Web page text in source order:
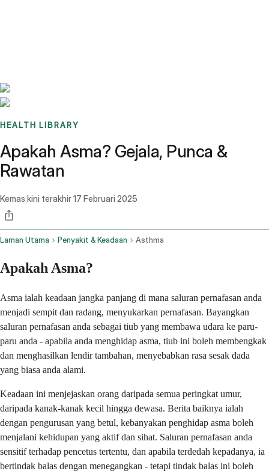
HEALTH LIBRARY
Apakah Asma? Gejala, Punca &
Rawatan
Kemas kini terakhir17 Februari 2025
Laman Utama Penyakit & Keadaan Asthma
Apakah Asma?
Asma ialah keadaan jangka panjang di mana saluran pernafasan anda
menjadi sempit dan radang, menyukarkan pernafasan. Bayangkan
saluran pernafasan anda sebagai tiub yang membawa udara ke paru-
paru anda - apabila anda menghidap asma, tiub ini boleh membengkak
dan menghasilkan lendir tambahan, menyebabkan rasa sesak dada
yang biasa anda alami.
Keadaan ini menjejaskan orang daripada semua peringkat umur,
daripada kanak-kanak kecil hingga dewasa. Berita baiknya ialah
dengan pengurusan yang betul, kebanyakan penghidap asma boleh
menjalani kehidupan yang aktif dan sihat. Saluran pernafasan anda
sensitif terhadap pencetus tertentu, dan apabila terdedah kepadanya, ia
bertindak balas dengan menegangkan - tetapi tindak balas ini boleh